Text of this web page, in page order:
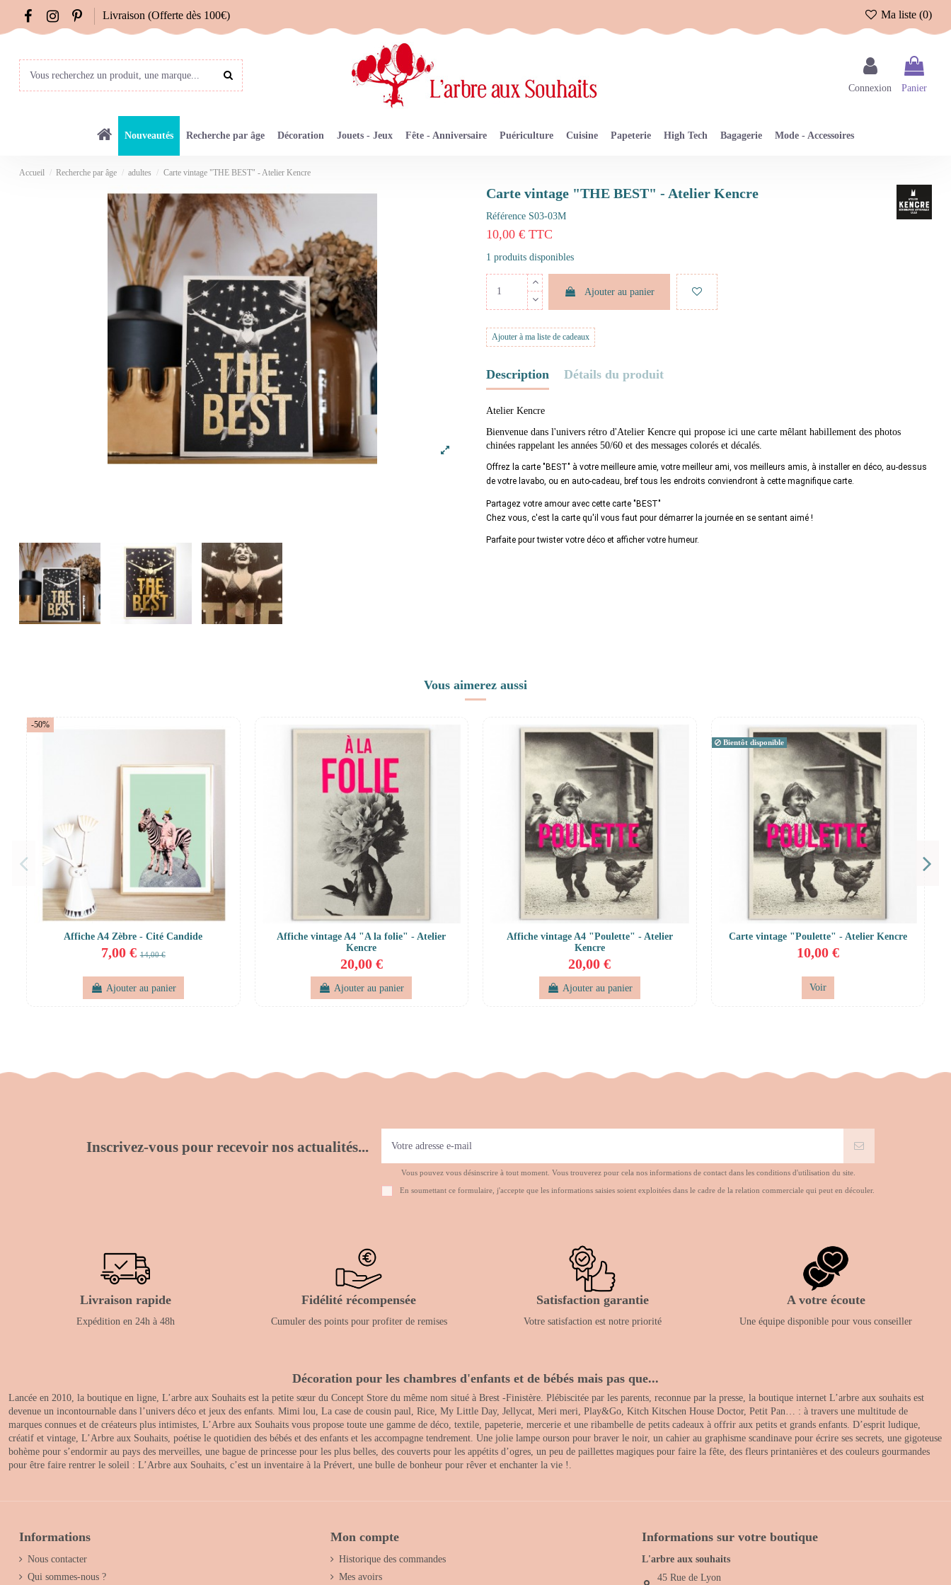
Livraison (Offerte dès 100€) Ma liste (0)
Connexion Panier
Nouveautés Recherche par âge Décoration Jouets - Jeux Fête - Anniversaire Puériculture Cuisine Papeterie High Tech Bagagerie Mode - Accessoires
Accueil Recherche par âge adultes Carte vintage "THE BEST" - Atelier Kencre
Carte vintage "THE BEST" - Atelier Kencre
Référence S03-03M
10,00 € TTC
1 produits disponibles
Ajouter au panier
Ajouter à ma liste de cadeaux
Description Détails du produit
Atelier Kencre
Bienvenue dans l'univers rétro d'Atelier Kencre qui propose ici une carte mêlant habillement des photos
chinées rappelant les années 50/60 et des messages colorés et décalés.
Offrez la carte "BEST" à votre meilleure amie, votre meilleur ami, vos meilleurs amis, à installer en déco, au-dessus
de votre lavabo, ou en auto-cadeau, bref tous les endroits conviendront à cette magnifique carte.
Partagez votre amour avec cette carte "BEST"
Chez vous, c'est la carte qu'il vous faut pour démarrer la journée en se sentant aimé !
Parfaite pour twister votre déco et afficher votre humeur.
Vous aimerez aussi
-50%
Affiche A4 Zèbre - Cité Candide
7,00 €14,00 €
Ajouter au panier
Affiche vintage A4 "A la folie" - Atelier
Kencre
20,00 €
Ajouter au panier
Affiche vintage A4 "Poulette" - Atelier
Kencre
20,00 €
Ajouter au panier
Bientôt disponible
Carte vintage "Poulette" - Atelier Kencre
10,00 €
Voir
Inscrivez-vous pour recevoir nos actualités...
Vous pouvez vous désinscrire à tout moment. Vous trouverez pour cela nos informations de contact dans les conditions d'utilisation du site.
En soumettant ce formulaire, j'accepte que les informations saisies soient exploitées dans le cadre de la relation commerciale qui peut en découler.
Livraison rapide
Expédition en 24h à 48h
Fidélité récompensée
Cumuler des points pour profiter de remises
Satisfaction garantie
Votre satisfaction est notre priorité
A votre écoute
Une équipe disponible pour vous conseiller
Décoration pour les chambres d'enfants et de bébés mais pas que...
Lancée en 2010, la boutique en ligne, L’arbre aux Souhaits est la petite sœur du Concept Store du même nom situé à Brest -Finistère. Plébiscitée par les parents, reconnue par la presse, la boutique internet L’arbre aux souhaits est
devenue un incontournable dans l’univers déco et jeux des enfants. Mimi lou, La case de cousin paul, Rice, My Little Day, Jellycat, Meri meri, Play&Go, Kitch Kitschen House Doctor, Petit Pan… : à travers une multitude de
marques connues et de créateurs plus intimistes, L’Arbre aux Souhaits vous propose toute une gamme de déco, textile, papeterie, mercerie et une ribambelle de petits cadeaux à offrir aux petits et grands enfants. D’esprit ludique,
créatif et vintage, L’Arbre aux Souhaits, poétise le quotidien des bébés et des enfants et les accompagne tendrement. Une jolie lampe ourson pour braver le noir, un cahier au graphisme scandinave pour écrire ses secrets, une gigoteuse
bohème pour s’endormir au pays des merveilles, une bague de princesse pour les plus belles, des couverts pour les appétits d’ogres, un peu de paillettes magiques pour faire la fête, des fleurs printanières et des couleurs gourmandes
pour être faire rentrer le soleil : L’Arbre aux Souhaits, c’est un inventaire à la Prévert, une bulle de bonheur pour rêver et enchanter la vie !.
Informations
Nous contacter
Qui sommes-nous ?
Mon compte
Historique des commandes
Mes avoirs
Informations sur votre boutique
L'arbre aux souhaits
45 Rue de Lyon